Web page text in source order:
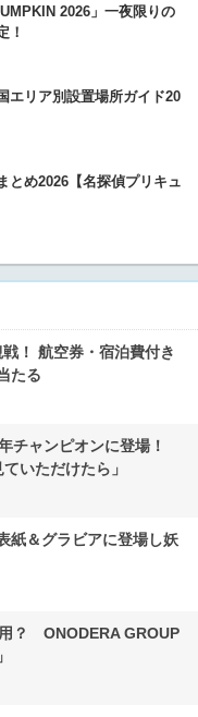
2026」一夜限りの
！
エリア別設置場所ガイド20
とめ2026【名探偵プリキュ
！ 航空券・宿泊費付き
たる
チャンピオンに登場！
いただけたら」
紙＆グラビアに登場し妖
？ ONODERA GROUP